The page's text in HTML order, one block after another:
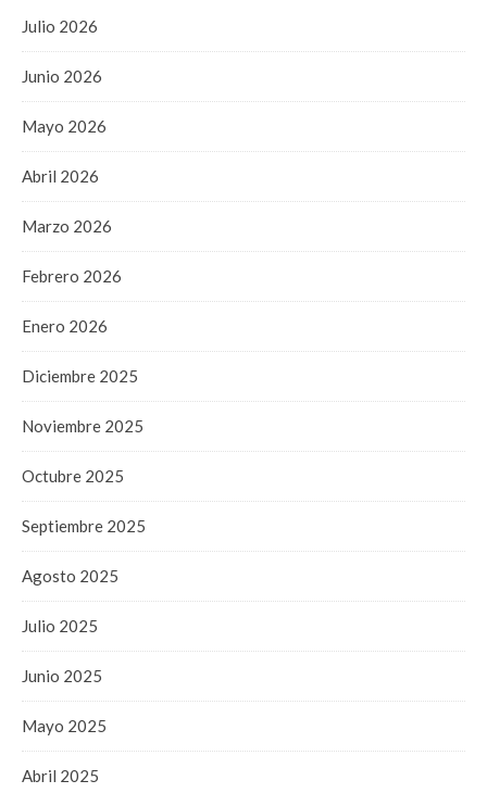
Julio 2026
Junio 2026
Mayo 2026
Abril 2026
Marzo 2026
Febrero 2026
Enero 2026
Diciembre 2025
Noviembre 2025
Octubre 2025
Septiembre 2025
Agosto 2025
Julio 2025
Junio 2025
Mayo 2025
Abril 2025